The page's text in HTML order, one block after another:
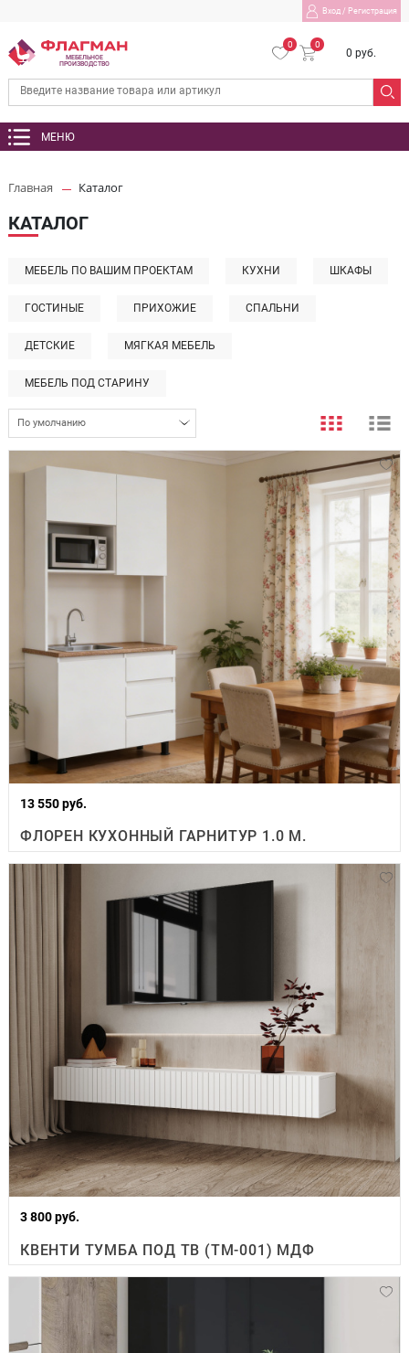
Вход/ Регистрация
МЕБЕЛЬНОЕ
ПРОИЗВОДСТВО
0 0
0 руб.
МЕНЮ
Главная Каталог
КАТАЛОГ
МЕБЕЛЬ ПО ВАШИМ ПРОЕКТАМ КУХНИ ШКАФЫ
ГОСТИНЫЕ ПРИХОЖИЕ СПАЛЬНИ
ДЕТСКИЕ МЯГКАЯ МЕБЕЛЬ
МЕБЕЛЬ ПОД СТАРИНУ
По умолчанию
13 550 руб.
ФЛОРЕН КУХОННЫЙ ГАРНИТУР 1.0 М.
3 800 руб.
КВЕНТИ ТУМБА ПОД ТВ (ТМ-001) МДФ